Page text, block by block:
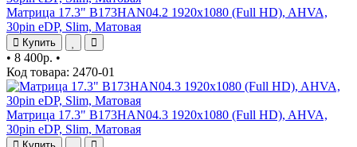
Матрица 17.3" B173HAN04.2 1920x1080 (Full HD), AHVA,
30pin eDP, Slim, Матовая
Купить
• 8 400р. •
Код товара: 2470-01
Матрица 17.3" B173HAN04.3 1920x1080 (Full HD), AHVA,
30pin eDP, Slim, Матовая